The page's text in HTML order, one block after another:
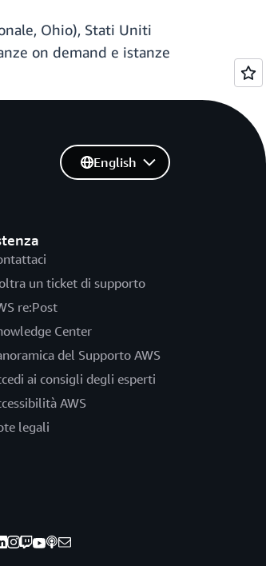
Ohio), Stati Uniti
on demand e istanze
un ticket di supporto
re:Post
Center
del Supporto AWS
ai consigli degli esperti
AWS
legali
English